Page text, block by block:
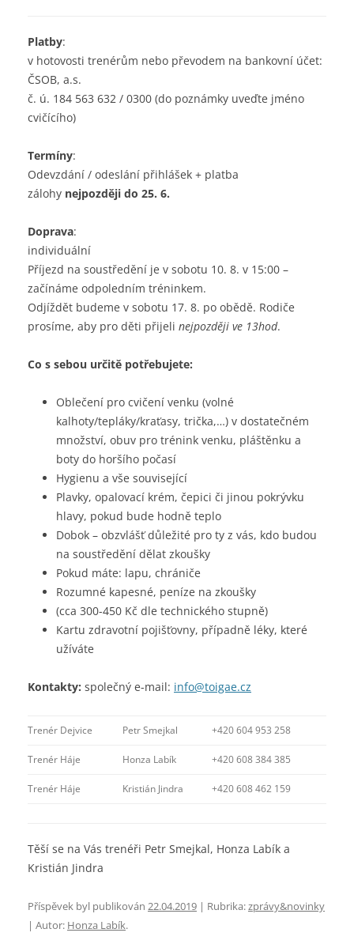
Platby:
v hotovosti trenérům nebo převodem na bankovní účet:
ČSOB, a.s.
č. ú. 184 563 632 / 0300 (do poznámky uveďte jméno
cvičícího)
Termíny:
Odevzdání / odeslání přihlášek + platba
zálohy nejpozději do 25. 6.
Doprava:
individuální
Příjezd na soustředění je v sobotu 10. 8. v 15:00 –
začínáme odpoledním tréninkem.
Odjíždět budeme v sobotu 17. 8. po obědě. Rodiče
prosíme, aby pro děti přijeli nejpozději ve 13hod.
Co s sebou určitě potřebujete:
Oblečení pro cvičení venku (volné
kalhoty/tepláky/kraťasy, trička,…) v dostatečném
množství, obuv pro trénink venku, pláštěnku a
boty do horšího počasí
Hygienu a vše související
Plavky, opalovací krém, čepici či jinou pokrývku
hlavy, pokud bude hodně teplo
Dobok – obzvlášť důležité pro ty z vás, kdo budou
na soustředění dělat zkoušky
Pokud máte: lapu, chrániče
Rozumné kapesné, peníze na zkoušky
(cca 300-450 Kč dle technického stupně)
Kartu zdravotní pojišťovny, případně léky, které
užíváte
Kontakty: společný e-mail: info@toigae.cz
Trenér Dejvice Petr Smejkal +420 604 953 258
Trenér Háje Honza Labík +420 608 384 385
Trenér Háje Kristián Jindra +420 608 462 159
Těší se na Vás trenéři Petr Smejkal, Honza Labík a
Kristián Jindra
Příspěvek byl publikován 22.04.2019 | Rubrika:zprávy&novinky
| Autor: Honza Labík.